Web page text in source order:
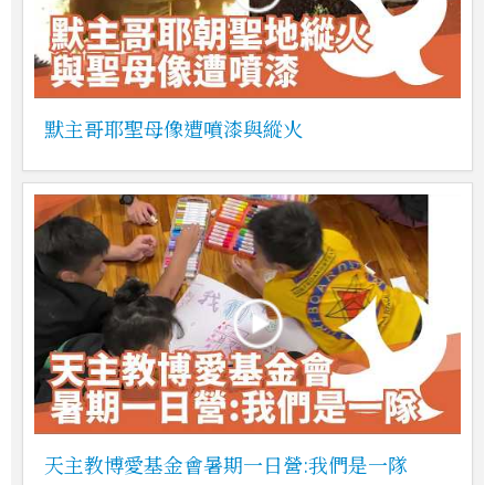
默主哥耶聖母像遭噴漆與縱火
天主教博愛基金會暑期一日營:我們是一隊